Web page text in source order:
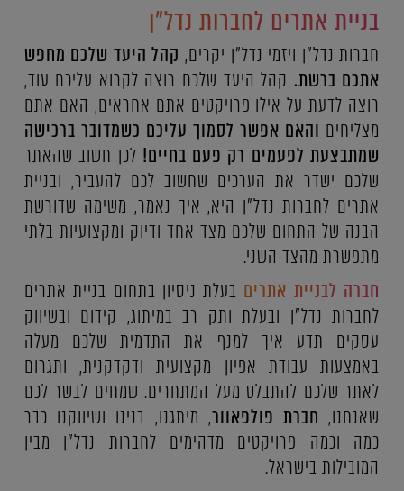
בניית אתרים לחברות נדל"ן
חברות נדל"ן ויזמי נדל"ן יקרים, קהל היעד שלכם מחפש
אתכם ברשת. קהל היעד שלכם רוצה לקרוא עליכם עוד,
רוצה לדעת על אילו פרויקטים אתם אחראים, האם אתם
מצליחים והאם אפשר לסמוך עליכם כשמדובר ברכישה
שמתבצעת לפעמים רק פעם בחיים! לכן חשוב שהאתר
שלכם ישדר את הערכים שחשוב לכם להעביר, ובניית
אתרים לחברות נדל"ן היא, איך נאמר, משימה שדורשת
הבנה של התחום שלכם מצד אחד ודיוק ומקצועיות בלתי
מתפשרת מהצד השני.
חברה לבניית אתרים בעלת ניסיון בתחום בניית אתרים
לחברות נדל"ן ובעלת ותק רב במיתוג, קידום ובשיווק
עסקים תדע איך למנף את התדמית שלכם מעלה
באמצעות עבודת אפיון מקצועית ודקדקנית, ותגרום
לאתר שלכם להתבלט מעל המתחרים. שמחים לבשר לכם
שאנחנו, חברת פולפאוור, מיתגנו, בנינו ושיווקנו כבר
כמה וכמה פרויקטים מדהימים לחברות נדל"ן מבין
המובילות בישראל.